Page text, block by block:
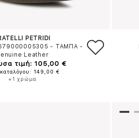
PETRIDI
- ΤΑΜΠΑ -
Leather
τιμή: 105,00 €
149,00 €
+1 χρώμα